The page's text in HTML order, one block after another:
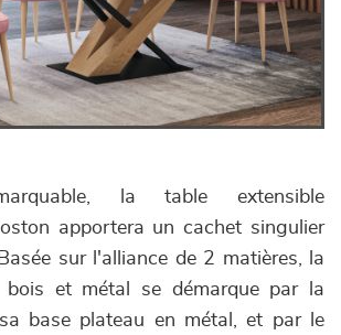
la table extensible
apportera un cachet singulier
sur l'alliance de 2 matières, la
bois et métal se démarque par la
base plateau en métal, et par le